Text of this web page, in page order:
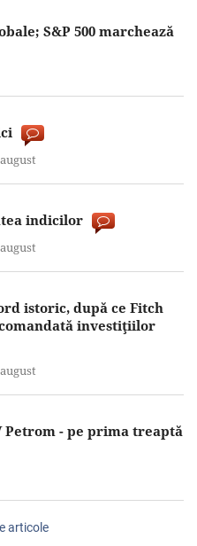
S&P 500 marchează
indicilor
istoric, după ce Fitch
investiţiilor
Petrom - pe prima treaptă
articole